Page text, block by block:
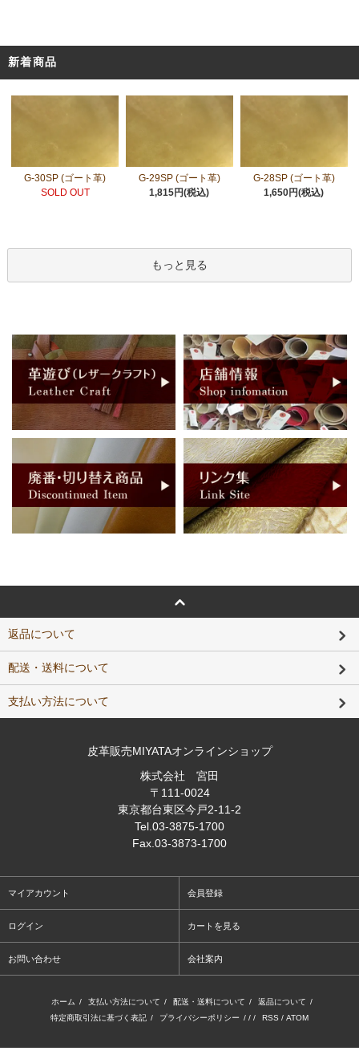
新着商品
G-30SP (ゴート革)
SOLD OUT
G-29SP (ゴート革)
1,815円(税込)
G-28SP (ゴート革)
1,650円(税込)
もっと見る
返品について
配送・送料について
支払い方法について
皮革販売MIYATAオンラインショップ
株式会社 宮田
〒111-0024
東京都台東区今戸2-11-2
Tel .03-3875-1700
Fax .03-3873-1700
マイアカウント 会員登録
ログイン カートを見る
お問い合わせ 会社案内
ホーム / 支払い方法について / 配送・送料について / 返品について /
特定商取引法に基づく表記 / プライバシーポリシー / / / RSS / ATOM